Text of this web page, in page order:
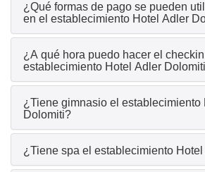
¿Qué formas de pago se pueden
en el establecimiento Hotel Adler
¿A qué hora puedo hacer el
establecimiento Hotel Adler
¿Tiene gimnasio el establecimiento
Dolomiti?
¿Tiene spa el establecimiento